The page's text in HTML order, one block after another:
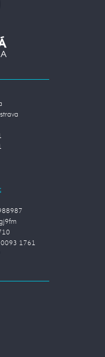
0093 1761